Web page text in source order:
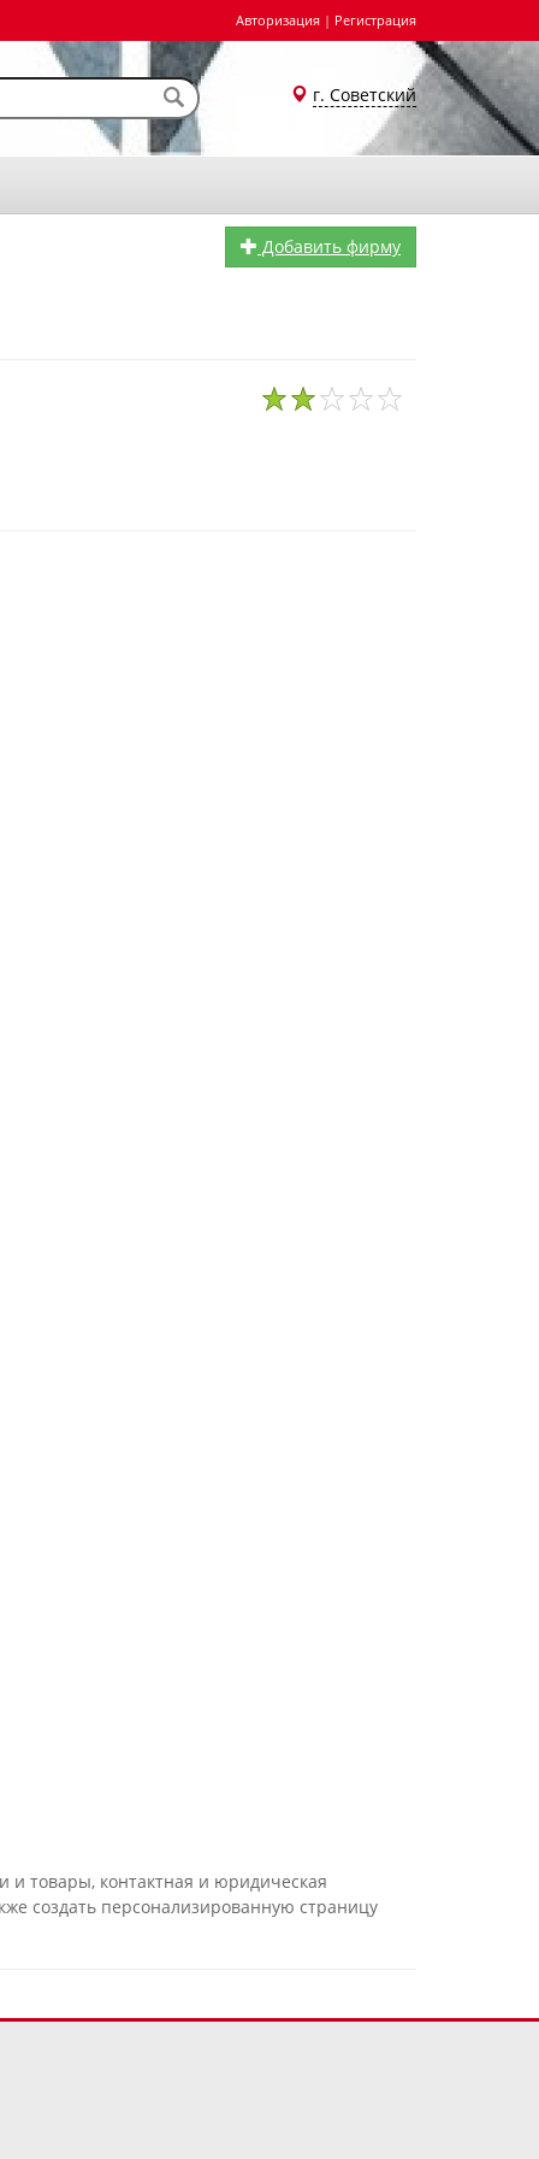
Авторизация | Регистрация
г. Советский
Добавить фирму
и товары, контактная и юридическая
создать персонализированную страницу